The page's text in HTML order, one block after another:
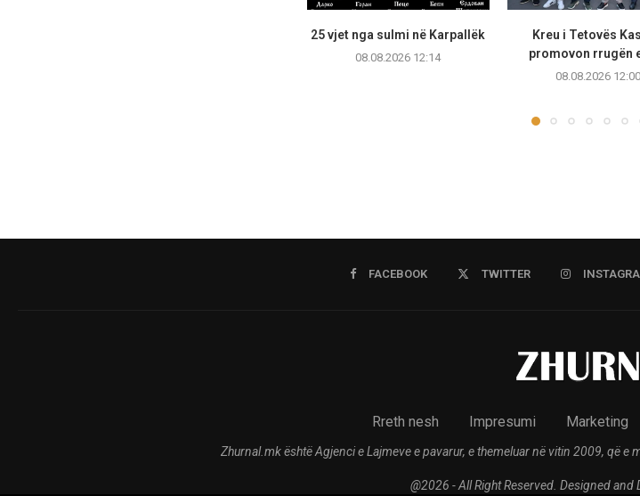
25 vjet nga sulmi në Karpallëk
08.08.2026 12:14
Kreu i Tetovës
promovon rrugën
08.08.2026 12:00
FACEBOOK TWITTER
Rreth nesh Impresumi Marketing
Zhurnal.mk është Agjenci e Lajmeve e pavarur, e themeluar në vitin 2009, që
@2026 - All Right Reserved. Designed and